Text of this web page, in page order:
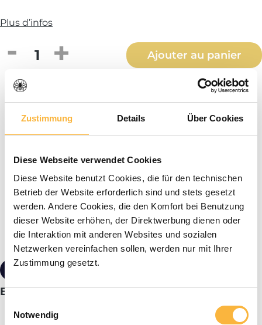
Zustimmung Details Über Cookies
Diese Webseite verwendet Cookies
Diese Website benutzt Cookies, die für den technischen
Betrieb der Website erforderlich sind und stets gesetzt
werden. Andere Cookies, die den Komfort bei Benutzung
dieser Website erhöhen, der Direktwerbung dienen oder
die Interaktion mit anderen Websites und sozialen
Netzwerken vereinfachen sollen, werden nur mit Ihrer
Zustimmung gesetzt.
Notwendig
Plus d’infos
Quantité de produit : Entrez la
Ajouter au panier
4,30 €*
Ballon de nourriture en plastique 2 litres